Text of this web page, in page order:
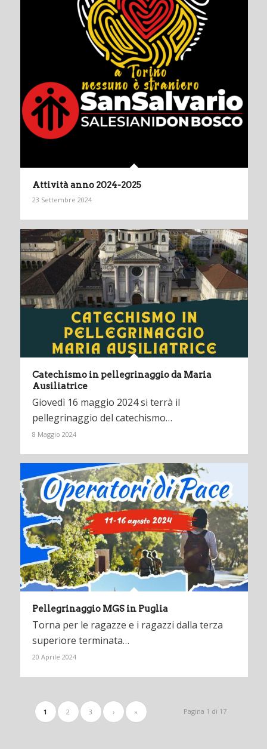
Attività anno 2024-2025
23 Settembre 2024
Catechismo in pellegrinaggio da Maria
Ausiliatrice
Giovedì 16 maggio 2024 si terrà il
pellegrinaggio del catechismo…
8 Maggio 2024
Pellegrinaggio MGS in Puglia
Torna per le ragazze e i ragazzi dalla terza
superiore terminata…
20 Aprile 2024
Pagina 1 di 17
1 2 3 › »